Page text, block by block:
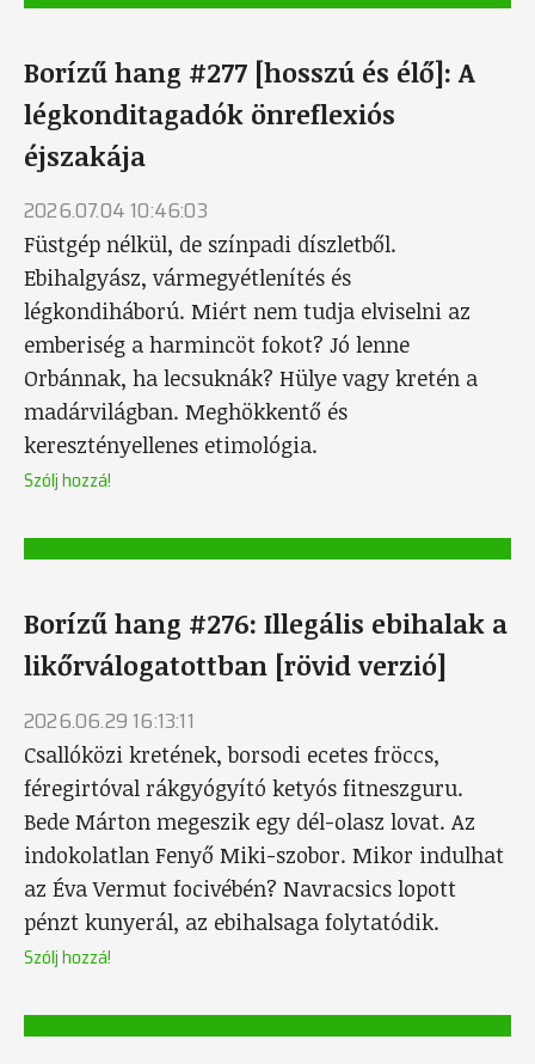
Borízű hang #277 [hosszú és élő]: A
légkonditagadók önreflexiós
éjszakája
2026.07.04 10:46:03
Füstgép nélkül, de színpadi díszletből.
Ebihalgyász, vármegyétlenítés és
légkondiháború. Miért nem tudja elviselni az
emberiség a harmincöt fokot? Jó lenne
Orbánnak, ha lecsuknák? Hülye vagy kretén a
madárvilágban. Meghökkentő és
keresztényellenes etimológia.
Szólj hozzá!
Borízű hang #276: Illegális ebihalak a
likőrválogatottban [rövid verzió]
2026.06.29 16:13:11
Csallóközi kretének, borsodi ecetes fröccs,
féregirtóval rákgyógyító ketyós fitneszguru.
Bede Márton megeszik egy dél-olasz lovat. Az
indokolatlan Fenyő Miki-szobor. Mikor indulhat
az Éva Vermut focivébén? Navracsics lopott
pénzt kunyerál, az ebihalsaga folytatódik.
Szólj hozzá!